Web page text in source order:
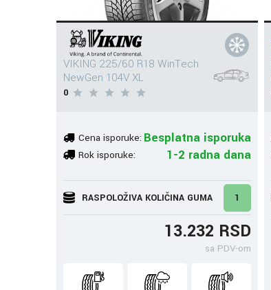
VIKING 225/60 R18 WinTech
NewGen 104V XL
0
Cena isporuke: Besplatna isporuka
Rok isporuke: 1-2 radna dana
RASPOLOŽIVA KOLIČINA GUMA 1
13.232 RSD
sa PDV-om